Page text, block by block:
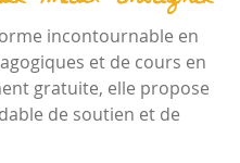
incontournable en
et de cours en
gratuite, elle propose
de soutien et de